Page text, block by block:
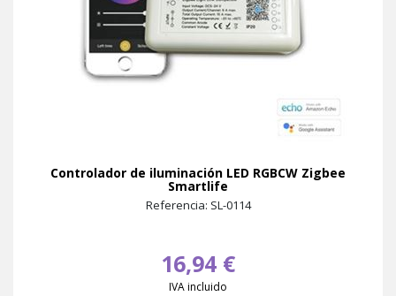
Controlador de iluminación LED RGBCW Zigbee
Smartlife
Referencia: SL-0114
16,94 €
IVA incluido